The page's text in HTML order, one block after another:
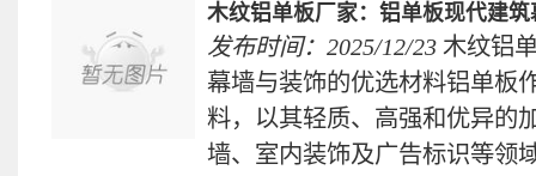
木纹铝单板厂家：铝单板现代建
发布时间：2025/12/23 木纹铝
幕墙与装饰的优选材料铝单板
料，以其轻质、高强和优异的
墙、室内装饰及广告标识等领